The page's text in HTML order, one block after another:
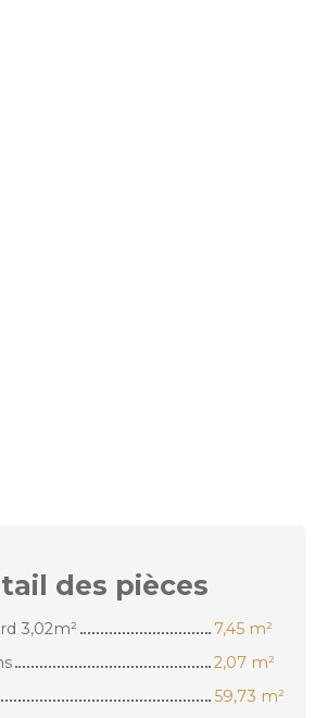
des pièces
3,02m²
7,45 m²
2,07 m²
59,73 m²